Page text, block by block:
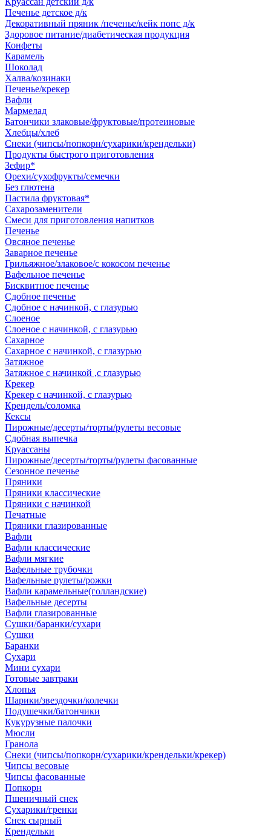
Печенье детское д/к
Декоративный пряник /печенье/кейк попс д/к
Здоровое питание/диабетическая продукция
Конфеты
Карамель
Шоколад
Халва/козинаки
Печенье/крекер
Вафли
Мармелад
Батончики злаковые/фруктовые/протеиновые
Хлебцы/хлеб
Снеки (чипсы/попкорн/сухарики/крендельки)
Продукты быстрого приготовления
Зефир*
Орехи/сухофрукты/семечки
Без глютена
Пастила фруктовая*
Сахарозаменители
Смеси для приготовления напитков
Печенье
Овсяное печенье
Заварное печенье
Грильяжное/злаковое/с кокосом печенье
Вафельное печенье
Бисквитное печенье
Сдобное печенье
Сдобное с начинкой, с глазурью
Слоеное
Слоеное с начинкой, с глазурью
Сахарное
Сахарное с начинкой, с глазурью
Затяжное
Затяжное с начинкой ,с глазурью
Крекер
Крекер с начинкой, с глазурью
Крендель/соломка
Кексы
Пирожные/десерты/торты/рулеты весовые
Сдобная выпечка
Круассаны
Пирожные/десерты/торты/рулеты фасованные
Сезонное печенье
Пряники
Пряники классические
Пряники с начинкой
Печатные
Пряники глазированные
Вафли
Вафли классические
Вафли мягкие
Вафельные трубочки
Вафельные рулеты/рожки
Вафли карамельные(голландские)
Вафельные десерты
Вафли глазированные
Сушки/баранки/сухари
Сушки
Баранки
Сухари
Мини сухари
Готовые завтраки
Хлопья
Шарики/звездочки/колечки
Подушечки/батончики
Кукурузные палочки
Мюсли
Гранола
Снеки (чипсы/попкорн/сухарики/крендельки/крекер)
Чипсы весовые
Чипсы фасованные
Попкорн
Пшеничный снек
Сухарики/гренки
Снек сырный
Крендельки